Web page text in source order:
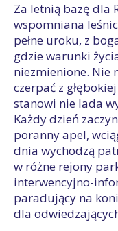
Za letnią bazę dla
wspomniana
pełne uroku, z
gdzie warunki
niezmienione. Nie
czerpać z
stanowi nie lada
Każdy dzień
poranny apel,
dnia wychodzą
w różne rejony
interwencyjno-
paradujący na
dla